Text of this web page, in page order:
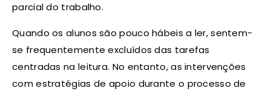
parcial do trabalho.
Quando os alunos são pouco hábeis a ler, sentem-
se frequentemente excluídos das tarefas
centradas na leitura. No entanto, as intervenções
com estratégias de apoio durante o processo de